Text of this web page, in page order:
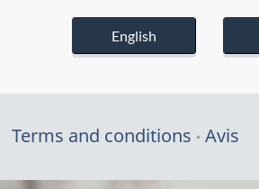
English
Terms and conditions Avis